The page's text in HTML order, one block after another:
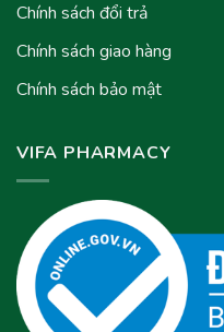
Chính sách đổi trả
Chính sách giao hàng
Chính sách bảo mật
VIFA PHARMACY